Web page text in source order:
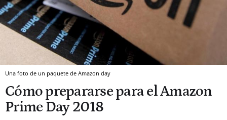
Una foto de un paquete de Amazon day
Cómo prepararse para el Amazon
Prime Day 2018